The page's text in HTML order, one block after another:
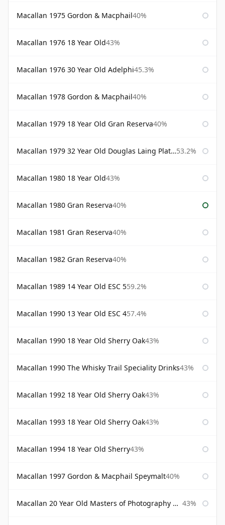
Macallan 1975 Gordon & Macphail40%
Macallan 1976 18 Year Old43%
Macallan 1976 30 Year Old Adelphi45.3%
Macallan 1978 Gordon & Macphail40%
Macallan 1979 18 Year Old Gran Reserva40%
Macallan 1979 32 Year Old Douglas Laing Platinum Platinum Selection 53.2%
Macallan 1980 18 Year Old43%
Macallan 1980 Gran Reserva40%
Macallan 1981 Gran Reserva40%
Macallan 1982 Gran Reserva40%
Macallan 1989 14 Year Old ESC 559.2%
Macallan 1990 13 Year Old ESC 457.4%
Macallan 1990 18 Year Old Sherry Oak43%
Macallan 1990 The Whisky Trail Speciality Drinks43%
Macallan 1992 18 Year Old Sherry Oak43%
Macallan 1993 18 Year Old Sherry Oak43%
Macallan 1994 18 Year Old Sherry43%
Macallan 1997 Gordon & Macphail Speymalt40%
Macallan 20 Year Old Masters of Photography Albert Watson 43%